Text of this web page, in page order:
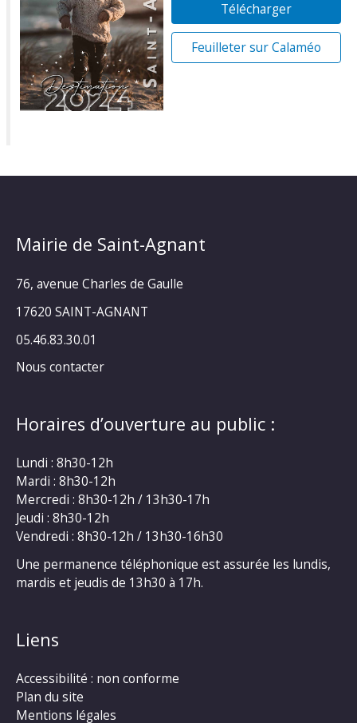
Télécharger
Feuilleter sur Calaméo
Mairie de Saint-Agnant
76, avenue Charles de Gaulle
17620 SAINT-AGNANT
05.46.83.30.01
Nous contacter
Horaires d’ouverture au public :
Lundi : 8h30-12h
Mardi : 8h30-12h
Mercredi : 8h30-12h / 13h30-17h
Jeudi : 8h30-12h
Vendredi : 8h30-12h / 13h30-16h30
Une permanence téléphonique est assurée les lundis,
mardis et jeudis de 13h30 à 17h.
Liens
Accessibilité : non conforme
Plan du site
Mentions légales